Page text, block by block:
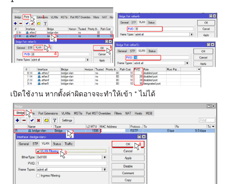
เปิดใช้งาน หากตั้งค่าผิดอาจจะทำให้เข้า * ไม่ได้